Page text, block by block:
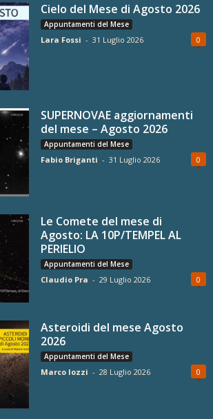
Cielo del Mese di Agosto 2026
Appuntamenti del Mese
Lara Fossi - 31 Luglio 2026 0
SUPERNOVAE aggiornamenti
del mese – Agosto 2026
Appuntamenti del Mese
Fabio Briganti - 31 Luglio 2026 0
Le Comete del mese di
Agosto: LA 10P/TEMPEL AL
PERIELIO
Appuntamenti del Mese
Claudio Pra - 29 Luglio 2026 0
Asteroidi del mese Agosto
2026
Appuntamenti del Mese
Marco Iozzi - 28 Luglio 2026 0